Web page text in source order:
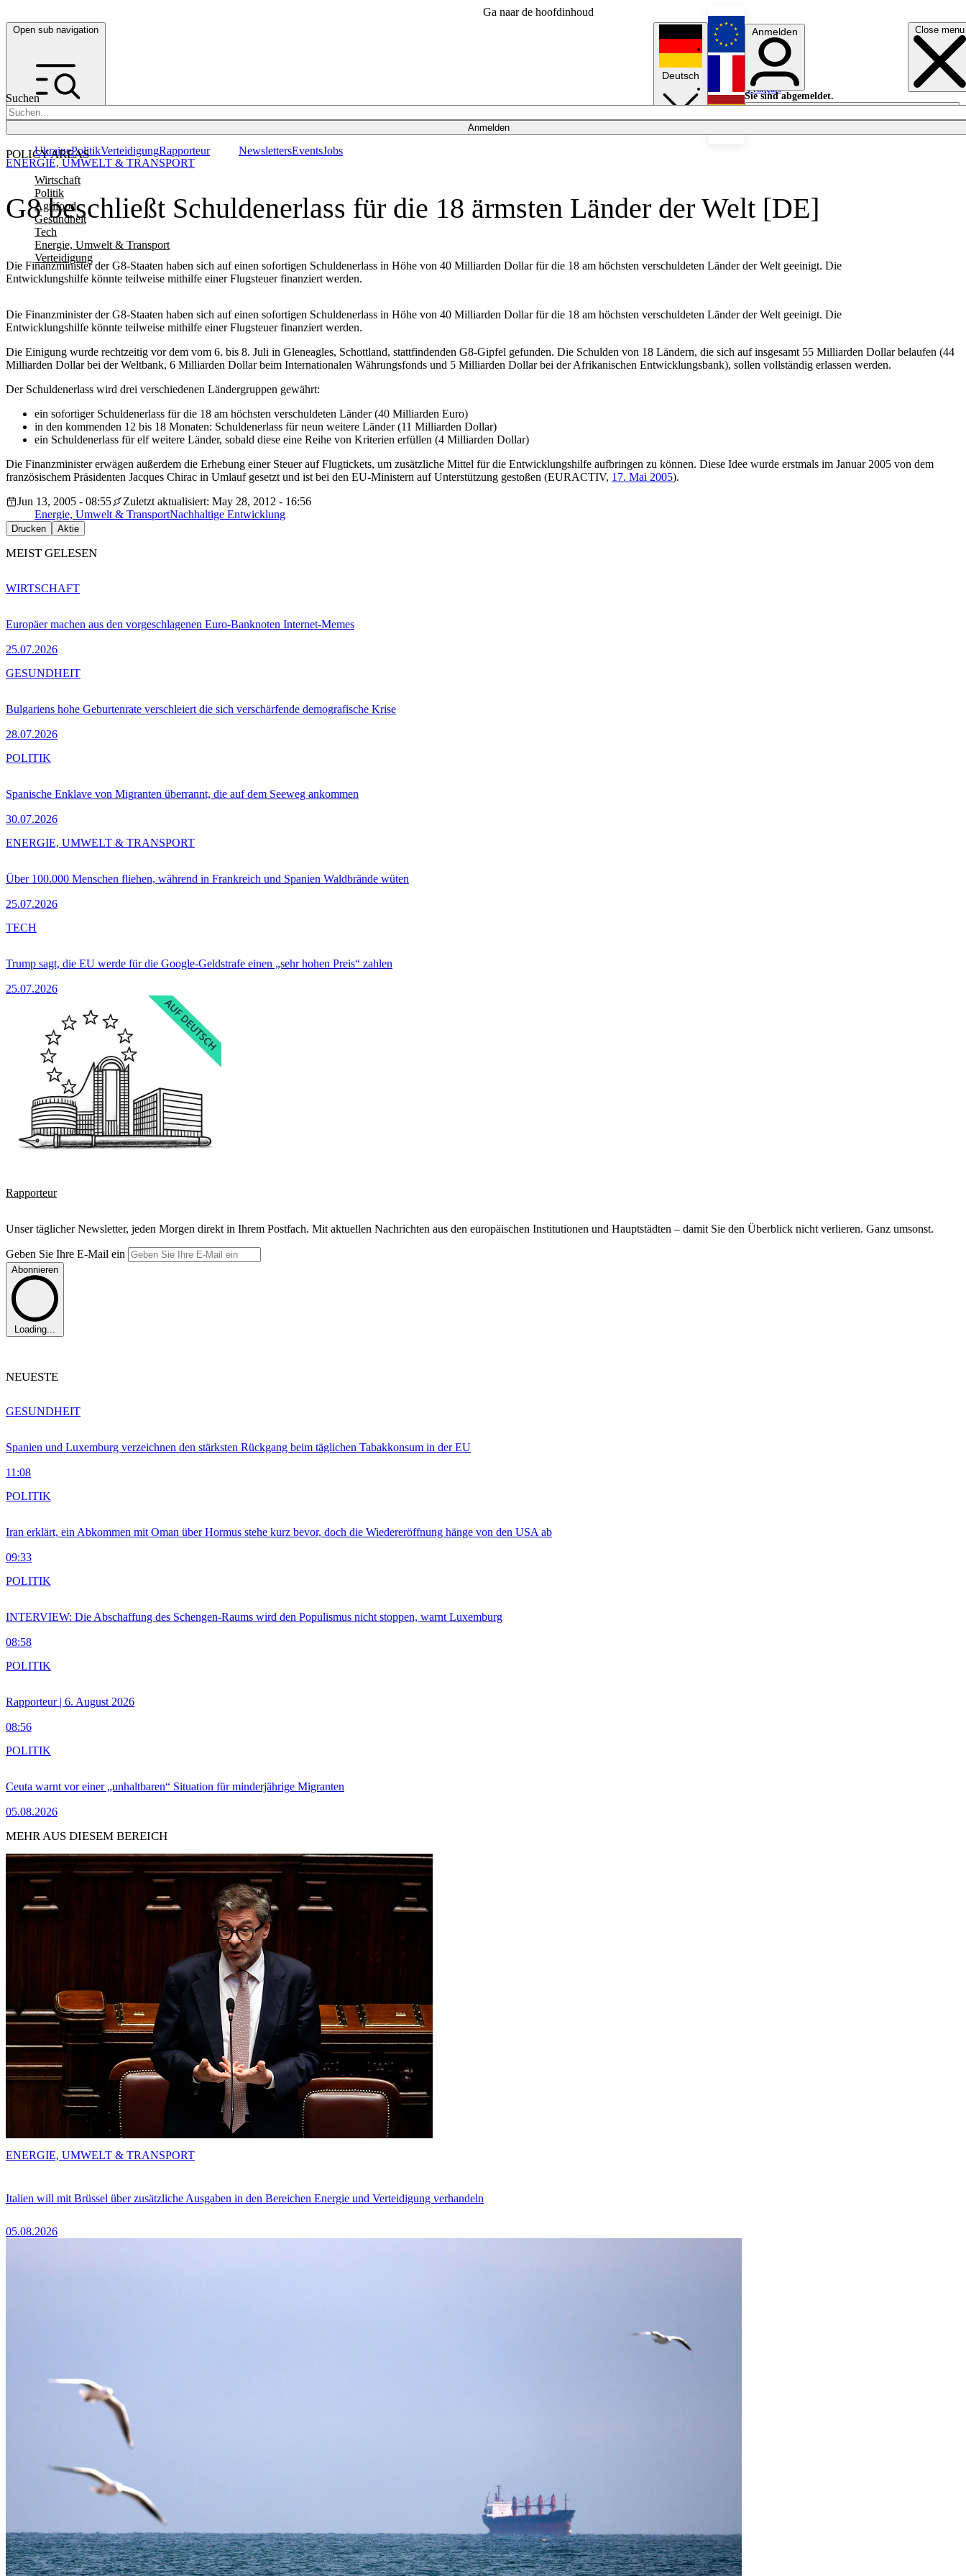
Ga naar de hoofdinhoud
Open sub navigation Close menu
Suchen
Anmelden
POLICY AREAS
Wirtschaft
Politik
Agrifood
Gesundheit
Tech
Energie, Umwelt & Transport
Verteidigung
UkrainePolitikVerteidigungRapporteur NewslettersEventsJobs
Deutsch
English
Français
Anmelden
Sie sind abgemeldet.
Anmelden
Licht aus
G8 beschließt Schuldenerlass für die 18 ärmsten Länder der Welt [DE]
Die Finanzminister der G8-Staaten haben sich auf einen sofortigen Schuldenerlass in Höhe von 40 Milliarden Dollar für die 18 am höchsten verschuldeten Länder der Welt geeinigt. Die
Entwicklungshilfe könnte teilweise mithilfe einer Flugsteuer finanziert werden.
ENERGIE, UMWELT & TRANSPORT
Die Finanzminister der G8-Staaten haben sich auf einen sofortigen Schuldenerlass in Höhe von 40 Milliarden Dollar für die 18 am höchsten verschuldeten Länder der Welt geeinigt. Die
Entwicklungshilfe könnte teilweise mithilfe einer Flugsteuer finanziert werden.
Die Einigung wurde rechtzeitig vor dem vom 6. bis 8. Juli in Gleneagles, Schottland, stattfindenden G8-Gipfel gefunden. Die Schulden von 18 Ländern, die sich auf insgesamt 55 Milliarden Dollar belaufen (44
Milliarden Dollar bei der Weltbank, 6 Milliarden Dollar beim Internationalen Währungsfonds und 5 Milliarden Dollar bei der Afrikanischen Entwicklungsbank), sollen vollständig erlassen werden.
Der Schuldenerlass wird drei verschiedenen Ländergruppen gewährt:
ein sofortiger Schuldenerlass für die 18 am höchsten verschuldeten Länder (40 Milliarden Euro)
in den kommenden 12 bis 18 Monaten: Schuldenerlass für neun weitere Länder (11 Milliarden Dollar)
ein Schuldenerlass für elf weitere Länder, sobald diese eine Reihe von Kriterien erfüllen (4 Milliarden Dollar)
Die Finanzminister erwägen außerdem die Erhebung einer Steuer auf Flugtickets, um zusätzliche Mittel für die Entwicklungshilfe aufbringen zu können. Diese Idee wurde erstmals im Januar 2005 von dem
französischem Präsidenten Jacques Chirac in Umlauf gesetzt und ist bei den EU-Ministern auf Unterstützung gestoßen (EURACTIV, 17. Mai 2005).
Jun 13, 2005 - 08:55
Zuletzt aktualisiert: May 28, 2012 - 16:56
Energie, Umwelt & TransportNachhaltige Entwicklung
Drucken Aktie
MEIST GELESEN
Europäer machen aus den vorgeschlagenen Euro-Banknoten Internet-Memes
25.07.2026
WIRTSCHAFT
Bulgariens hohe Geburtenrate verschleiert die sich verschärfende demografische Krise
28.07.2026
GESUNDHEIT
Spanische Enklave von Migranten überrannt, die auf dem Seeweg ankommen
30.07.2026
POLITIK
Über 100.000 Menschen fliehen, während in Frankreich und Spanien Waldbrände wüten
25.07.2026
ENERGIE, UMWELT & TRANSPORT
Trump sagt, die EU werde für die Google-Geldstrafe einen „sehr hohen Preis“ zahlen
25.07.2026
TECH
Rapporteur
Unser täglicher Newsletter, jeden Morgen direkt in Ihrem Postfach. Mit aktuellen Nachrichten aus den europäischen Institutionen und Hauptstädten – damit Sie den Überblick nicht verlieren. Ganz umsonst.
Geben Sie Ihre E-Mail ein
Abonnieren
Loading...
NEUESTE
Spanien und Luxemburg verzeichnen den stärksten Rückgang beim täglichen Tabakkonsum in der EU
11:08
GESUNDHEIT
Iran erklärt, ein Abkommen mit Oman über Hormus stehe kurz bevor, doch die Wiedereröffnung hänge von den USA ab
09:33
POLITIK
INTERVIEW: Die Abschaffung des Schengen-Raums wird den Populismus nicht stoppen, warnt Luxemburg
08:58
POLITIK
Rapporteur | 6. August 2026
08:56
POLITIK
Ceuta warnt vor einer „unhaltbaren“ Situation für minderjährige Migranten
05.08.2026
POLITIK
MEHR AUS DIESEM BEREICH
Italien will mit Brüssel über zusätzliche Ausgaben in den Bereichen Energie und Verteidigung verhandeln
05.08.2026
ENERGIE, UMWELT & TRANSPORT